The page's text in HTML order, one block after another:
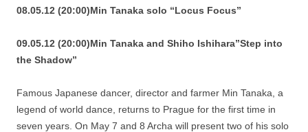
08.05.12 (20:00)Min Tanaka solo “Locus Focus”
09.05.12 (20:00)Min Tanaka and Shiho Ishihara”Step into
the Shadow”
Famous Japanese dancer, director and farmer Min Tanaka, a
legend of world dance, returns to Prague for the first time in
seven years. On May 7 and 8 Archa will present two of his solo